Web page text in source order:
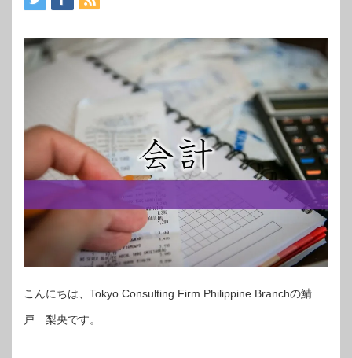
こんにちは、 Tokyo Consulting Firm Philippine Branchの鯖
戸 梨央です。